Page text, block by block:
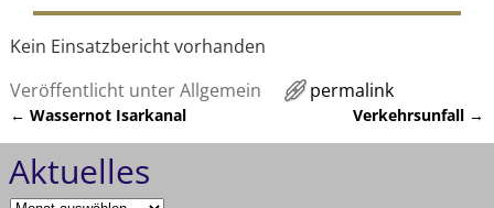
Kein Einsatzbericht vorhanden
Veröffentlicht unterAllgemein permalink
Artikelnavigation
← Wassernot Isarkanal Verkehrsunfall →
Aktuelles